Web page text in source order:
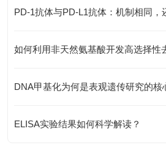
PD-1抗体与PD-L1抗体：机制相同，
如何利用非天然氨基酸开发高选择性
DNA甲基化为何是表观遗传研究的核
ELISA实验结果如何科学解读？